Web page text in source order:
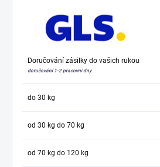
Doručování zásilky do vašich rukou
doručování 1-2 pracovní dny
do 30 kg
od 30 kg do 70 kg
od 70 kg do 120 kg